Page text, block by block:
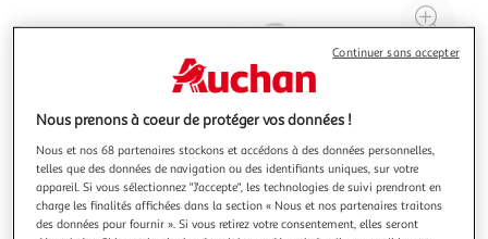
rubrique
Nous prenons à coeur de protéger vos données !
Nous et nos 68 partenaires stockons et accédons à des données personnelles,
telles que des données de navigation ou des identifiants uniques, sur votre
appareil. Si vous sélectionnez "J'accepte", les technologies de suivi prendront en
charge les finalités affichées dans la section « Nous et nos partenaires traitons
des données pour fournir ». Si vous retirez votre consentement, elles seront
Continuer sans accepter